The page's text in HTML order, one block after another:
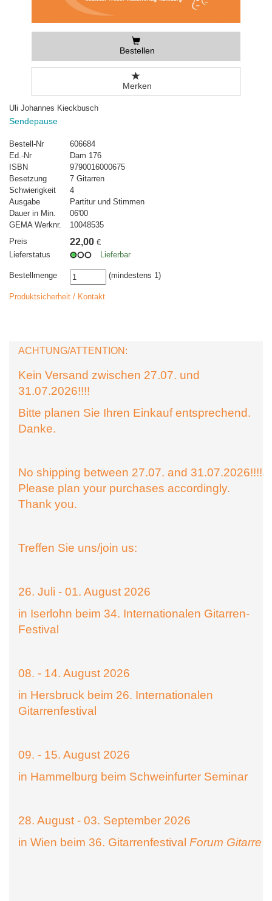
Bestellen
Merken
Uli Johannes Kieckbusch
Sendepause
Bestell-Nr
606684
Ed.-Nr
Dam 176
ISBN
9790016000675
Besetzung
7 Gitarren
Schwierigkeit
4
Ausgabe
Partitur und Stimmen
Dauer in Min.
06'00
GEMA Werknr.
10048535
Preis
22,00 €
Lieferstatus
Lieferbar
Bestellmenge (mindestens 1)
Produktsicherheit / Kontakt
ACHTUNG/ATTENTION:
Kein Versand zwischen 27.07. und
31.07.2026!!!!
Bitte planen Sie Ihren Einkauf entsprechend.
Danke.
No shipping between 27.07. and 31.07.2026!!!!
Please plan your purchases accordingly.
Thank you.
Treffen Sie uns/join us:
26. Juli - 01. August 2026
in Iserlohn beim 34. Internationalen Gitarren-
Festival
08. - 14. August 2026
in Hersbruck beim 26. Internationalen
Gitarrenfestival
09. - 15. August 2026
in Hammelburg beim Schweinfurter Seminar
28. August - 03. September 2026
in Wien beim 36. Gitarrenfestival Forum Gitarre